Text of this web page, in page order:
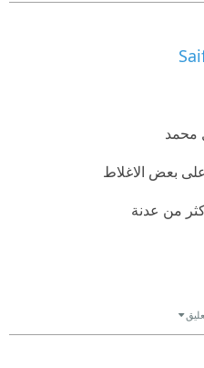
محمد
بعض الاغلاط
من عدنة